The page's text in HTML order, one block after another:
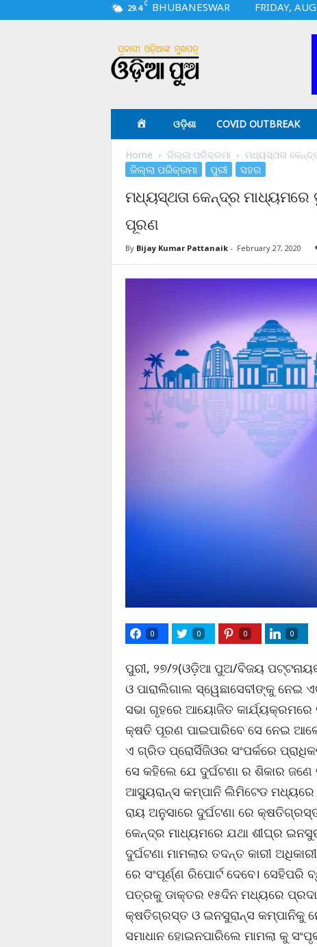
29.4 C BHUBANESWAR
FRIDAY,
i
a
ଓଡ଼ିଶା COVID OUTBREAK
Home ଜିଲ୍ଲା ପରିକ୍ରମା ମଧ୍ୟସ୍ଥତା
ଜିଲ୍ଲା ପରିକ୍ରମା ପୁରୀ ସହର
ମଧ୍ୟସ୍ଥତା କେନ୍ଦ୍ର
ପୂରଣ
By Bijay Kumar Pattanaik- February 27, 2020
0 0 0 0
ପୁରୀ, ୨୭/୨(ଓଡ଼ିଆ ପୁଅ/ବିଜୟ
ଓ ପାରାଲିଗାଲ ସ୍ୱେଛାସେବୀଙ୍କୁ ନେଇ
ସଭା ଗୃହରେ ଆୟୋଜିତ
କ୍ଷତି ପୂରଣ ପାଇପାରିବେ ସେ ନେଇ
ଏ ଗ୍ରିଡ ପ୍ରୋର୍ସିଜିଓର ସଂପର୍କରେ
ସେ କହିଲେ ଯେ ଦୁର୍ଘଟଣା ର ଶିକାର
ଆସ୍ୟୁରାନ୍ସ କମ୍ପାନି ଲିମିଟେଡ ମଧ୍ୟରେ
ରାୟ ଅନୁସାରେ ଦୁର୍ଘଟଣା ରେ
କେନ୍ଦ୍ର ମାଧ୍ୟମରେ ଯଥା ଶୀଘ୍ର
ଦୁର୍ଘଟଣା ମାମଲାର ତଦନ୍ତ କାରୀ
ରେ ସଂପୂର୍ଣ୍ଣ ରିପୋର୍ଟ ଦେବେ। ସେହିପରି
ପତ୍ରକୁ ଡାକ୍ତର ୧୫ଦିନ ମଧ୍ୟରେ
କ୍ଷତିଗ୍ରସ୍ତ ଓ ଇନସୁରାନ୍ସ କମ୍ପାନିକୁ
ସମାଧାନ ହୋଇନପାରିଲେ ମାମଲା କୁ